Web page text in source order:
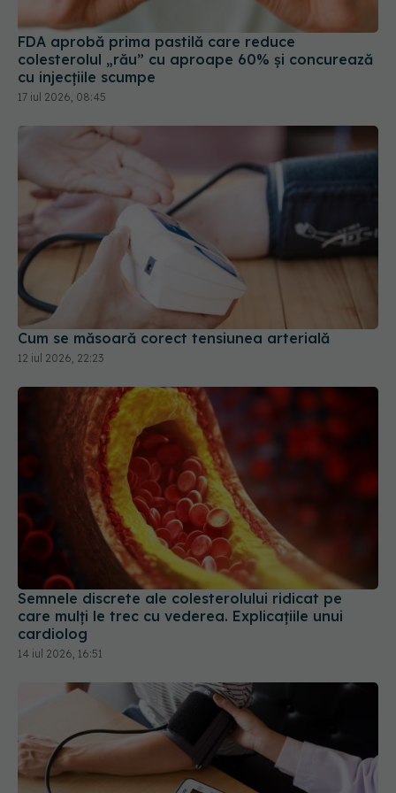
FDA aprobă prima pastilă care reduce
colesterolul „rău” cu aproape 60% și concurează
cu injecțiile scumpe
17 iul 2026, 08:45
Cum se măsoară corect tensiunea arterială
12 iul 2026, 22:23
Semnele discrete ale colesterolului ridicat pe
care mulți le trec cu vederea. Explicațiile unui
cardiolog
14 iul 2026, 16:51